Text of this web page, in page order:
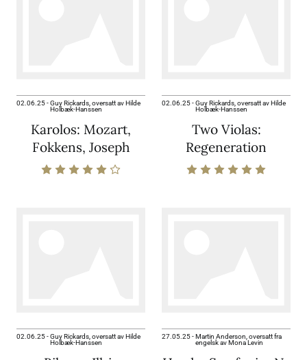
02.06.25-Guy Rickards, oversatt av Hilde
Holbæk-Hanssen
Karolos: Mozart,
Fokkens, Joseph
02.06.25-Guy Rickards, oversatt av Hilde
Holbæk-Hanssen
Two Violas:
Regeneration
02.06.25-Guy Rickards, oversatt av Hilde
Holbæk-Hanssen
27.05.25-Martin Anderson, oversatt fra
engelsk av Mona Levin